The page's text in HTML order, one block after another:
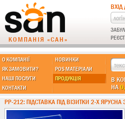
КОМПАНІЯ «САН»
ВХІД
О КОМПАНІЇ
НОВИНКИ
ЯК ЗАМОВИТИ?
POS МАТЕРІАЛИ
НАШІ ПОСЛУГИ
ПРОДУКЦІЯ
КОНТАКТИ
В
НА
МЫ ДЕЛАЕМ:
Підставки із пластику
Новинки !!!
PP-212: ПІДСТАВКА ПІД ВІЗИТКИ 2-Х